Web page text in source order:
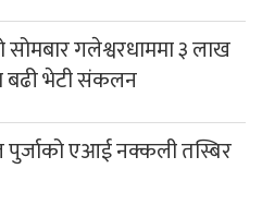
सोमबार गलेश्वरधाममा ३ लाख
बढी भेटी संकलन
पुर्जाको एआई नक्कली तस्बिर